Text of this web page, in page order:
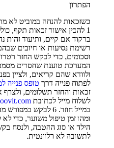
הפתרון
כשזכאות להנחה במוביט לא
1 להכין אישור זכאות תקף,
רשימת נסיעות או חיובים
המערכת טוענת שחסרים
לפתוח פנייה דרך טופס פנייה
לשלוח מייל לכתובת
במייל חוזר. 6 לבקש
ומהו זמן טיפול משוער, כדי
הילד או סוג ההטבה, ולנסח
לתשובה לא רלוונטית.